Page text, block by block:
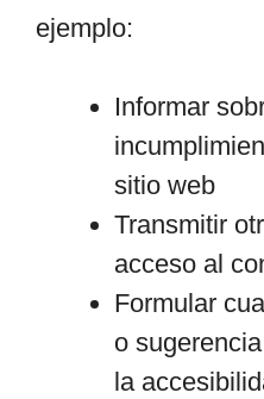
ejemplo:
Informar
sitio web
Transmitir
acceso al
Formular
o
la